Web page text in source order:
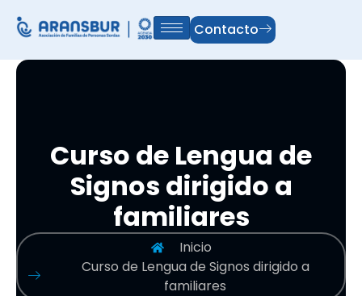
Contacto
Curso de Lengua de
Signos dirigido a
familiares
Inicio
Curso de Lengua de Signos dirigido a
familiares